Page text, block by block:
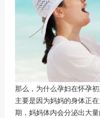
那么，为什么孕妇在怀孕
主要是因为妈妈的身体正
期，妈妈体内会分泌出大